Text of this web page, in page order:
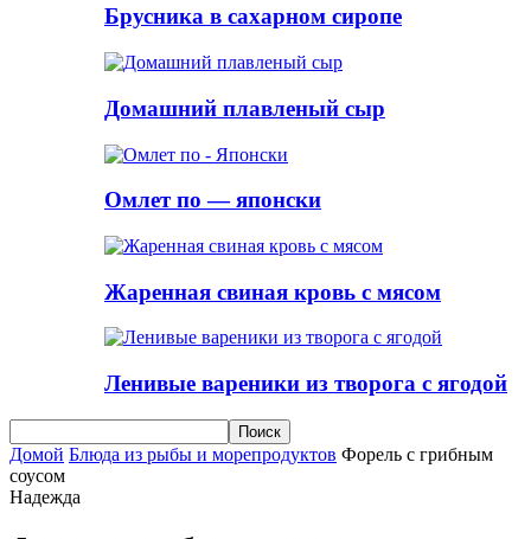
Брусника в сахарном сиропе
Домашний плавленый сыр
Омлет по — японски
Жаренная свиная кровь с мясом
Ленивые вареники из творога с ягодой
Домой Блюда из рыбы и морепродуктов Форель с грибным
соусом
Надежда